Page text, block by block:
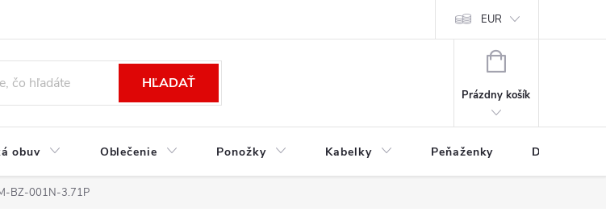
Podmienky ochrany osobných údajov
EUR
HĽADAŤ
NÁKUPNÝ
Prázdny košík
obuv Oblečenie Ponožky Kabelky Peňaženky Drogéria
BZ-001N-3.71P